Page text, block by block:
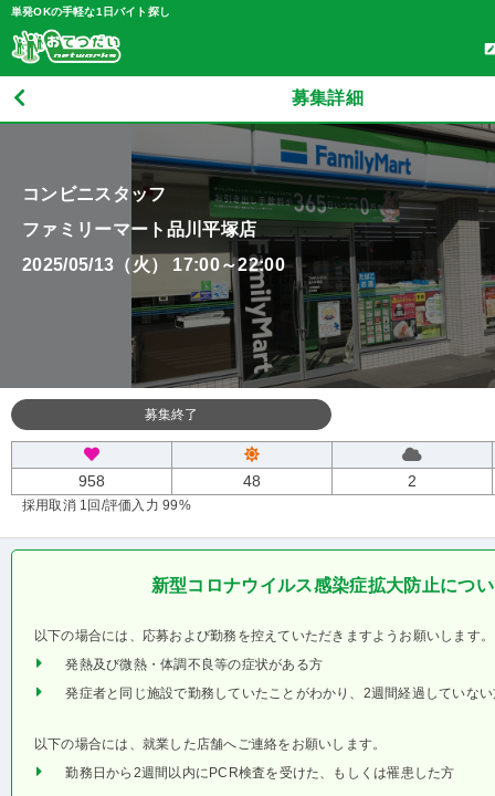
単発OKの手軽な1日バイト探し
募集詳細
コンビニスタッフ
ファミリーマート品川平塚店
2025/05/13（火） 17:00～22:00
募集終了
958 48 2
採用取消 1回 /評価入力 99%
新型コロナウイルス感染症拡大防止につ
以下の場合には、応募および勤務を控えていただきますようお願いします。
発熱及び微熱・体調不良等の症状がある方
発症者と同じ施設で勤務していたことがわかり、2週間経過していな
以下の場合には、就業した店舗へご連絡をお願いします。
勤務日から2週間以内にPCR検査を受けた、もしくは罹患した方